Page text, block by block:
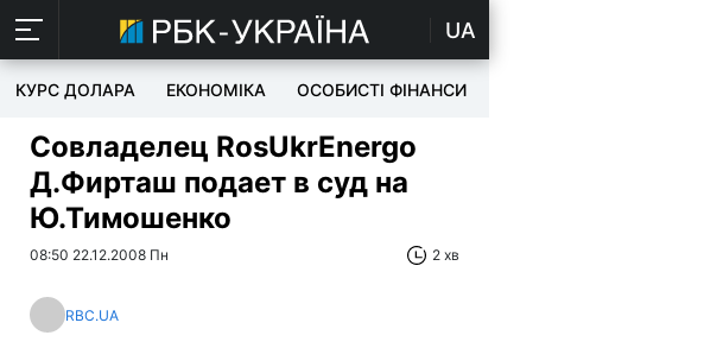
UA
КУРС ДОЛАРА ЕКОНОМІКА ОСОБИСТІ ФІНАНСИ
Совладелец RosUkrEnergo
Д.Фирташ подает в суд на
Ю.Тимошенко
08:50 22.12.2008 Пн 2 хв
RBC.UA